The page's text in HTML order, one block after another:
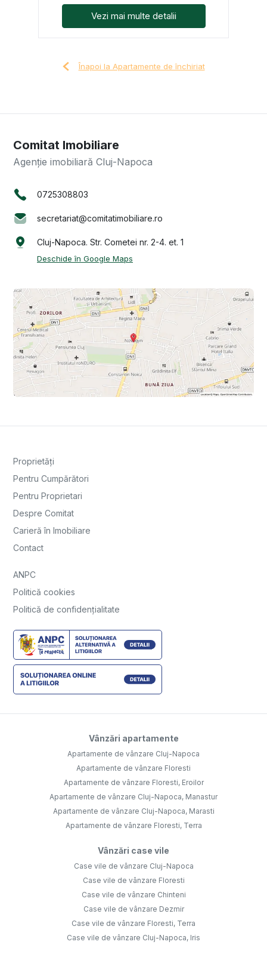
Vezi mai multe detalii
Înapoi la Apartamente de închiriat
Comitat Imobiliare
Agenție imobiliară Cluj-Napoca
0725308803
secretariat@comitatimobiliare.ro
Cluj-Napoca. Str. Cometei nr. 2-4. et. 1
Deschide în Google Maps
Proprietăți
Pentru Cumpărători
Pentru Proprietari
Despre Comitat
Carieră în Imobiliare
Contact
ANPC
Politică cookies
Politică de confidențialitate
Vânzări apartamente
Apartamente de vânzare Cluj-Napoca
Apartamente de vânzare Floresti
Apartamente de vânzare Floresti, Eroilor
Apartamente de vânzare Cluj-Napoca, Manastur
Apartamente de vânzare Cluj-Napoca, Marasti
Apartamente de vânzare Floresti, Terra
Vânzări case vile
Case vile de vânzare Cluj-Napoca
Case vile de vânzare Floresti
Case vile de vânzare Chinteni
Case vile de vânzare Dezmir
Case vile de vânzare Floresti, Terra
Case vile de vânzare Cluj-Napoca, Iris